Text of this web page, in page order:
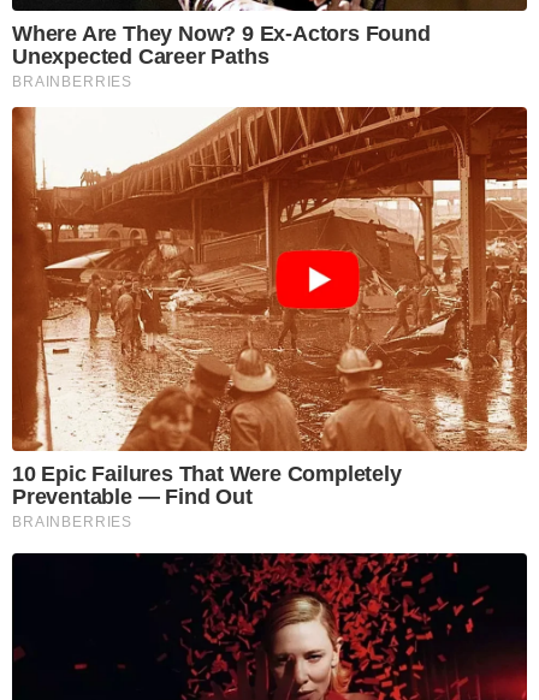
Where Are They Now? 9 Ex-Actors Found
Unexpected Career Paths
BRAINBERRIES
10 Epic Failures That Were Completely
Preventable — Find Out
BRAINBERRIES